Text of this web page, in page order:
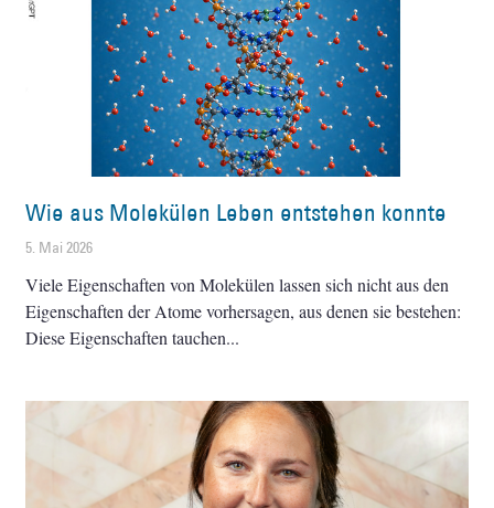
Wie aus Molekülen Leben entstehen konnte
5. Mai 2026
Viele Eigenschaften von Molekülen lassen sich nicht aus den
Eigenschaften der Atome vorhersagen, aus denen sie bestehen:
Diese Eigenschaften tauchen